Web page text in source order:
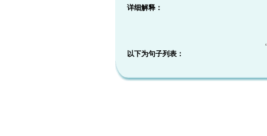
详细解释：
以下为句子列表：